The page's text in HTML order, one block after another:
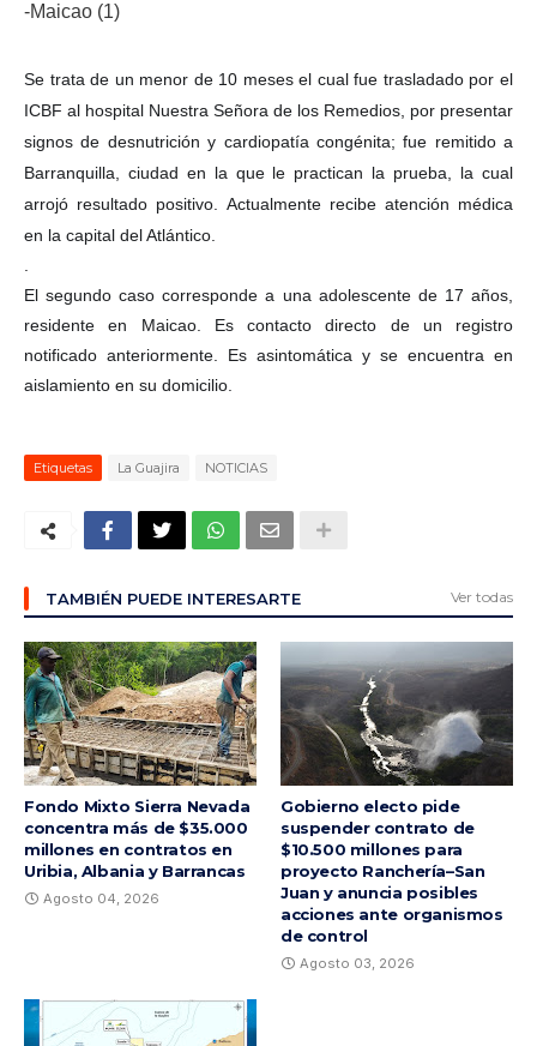
-Maicao (1)
Se trata de un menor de 10 meses el cual fue trasladado por el
ICBF al hospital Nuestra Señora de los Remedios, por presentar
signos de desnutrición y cardiopatía congénita; fue remitido a
Barranquilla, ciudad en la que le practican la prueba, la cual
arrojó resultado positivo. Actualmente recibe atención médica
en la capital del Atlántico.
El segundo caso corresponde a una adolescente de 17 años,
residente en Maicao. Es contacto directo de un registro
notificado anteriormente. Es asintomática y se encuentra en
aislamiento en su domicilio.
Etiquetas La Guajira NOTICIAS
TAMBIÉN PUEDE INTERESARTE Ver todas
Fondo Mixto Sierra Nevada
concentra más de $35.000
millones en contratos en
Uribia, Albania y Barrancas
Agosto 04, 2026
Gobierno electo pide
suspender contrato de
$10.500 millones para
proyecto Ranchería–San
Juan y anuncia posibles
acciones ante organismos
de control
Agosto 03, 2026